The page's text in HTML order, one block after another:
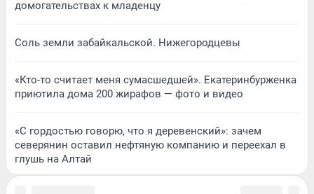
домогательствах к младенцу
Соль земли забайкальской. Нижегородцевы
«Кто-то считает меня сумасшедшей». Екатеринбурженка
приютила дома 200 жирафов — фото и видео
«С гордостью говорю, что я деревенский»: зачем
северянин оставил нефтяную компанию и переехал в
глушь на Алтай